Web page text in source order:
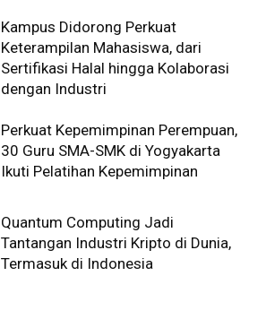
Kampus Didorong Perkuat
Keterampilan Mahasiswa, dari
Sertifikasi Halal hingga Kolaborasi
dengan Industri
Perkuat Kepemimpinan Perempuan,
30 Guru SMA-SMK di Yogyakarta
Ikuti Pelatihan Kepemimpinan
Quantum Computing Jadi
Tantangan Industri Kripto di Dunia,
Termasuk di Indonesia